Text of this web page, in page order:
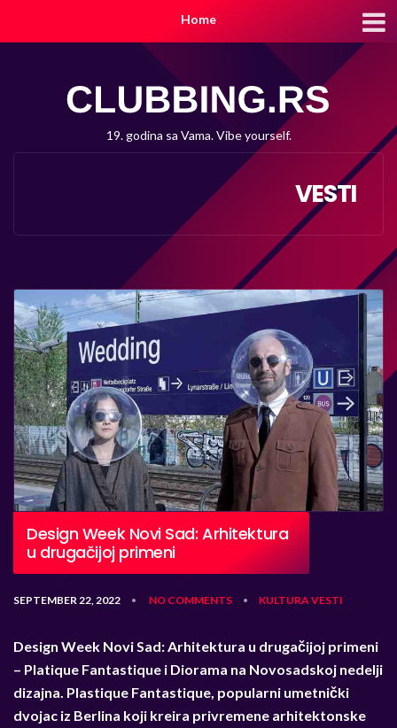
Home
19. godina sa Vama. Vibe yourself.
VESTI
Design Week Novi Sad: Arhitektura
u drugačijoj primeni
SEPTEMBER 22, 2022 • NO COMMENTS • KULTURA VESTI
Design Week Novi Sad: Arhitektura u drugačijoj primeni
– Platique Fantastique i Diorama na Novosadskoj nedelji
dizajna. Plastique Fantastique, popularni umetnički
dvojac iz Berlina koji kreira privremene arhitektonske